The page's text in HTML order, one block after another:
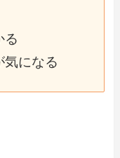
る
気になる